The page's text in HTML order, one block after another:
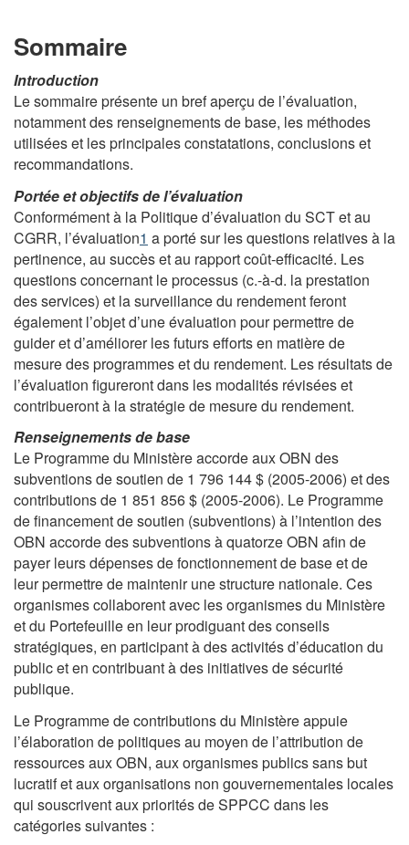
Sommaire
Introduction
Le sommaire présente un bref aperçu de l’évaluation,
notamment des renseignements de base, les méthodes
utilisées et les principales constatations, conclusions et
recommandations.
Portée et objectifs de l’évaluation
Conformément à la Politique d’évaluation du SCT et au
CGRR, l’évaluation1 a porté sur les questions relatives à la
pertinence, au succès et au rapport coût-efficacité. Les
questions concernant le processus (c.-à-d. la prestation
des services) et la surveillance du rendement feront
également l’objet d’une évaluation pour permettre de
guider et d’améliorer les futurs efforts en matière de
mesure des programmes et du rendement. Les résultats de
l’évaluation figureront dans les modalités révisées et
contribueront à la stratégie de mesure du rendement.
Renseignements de base
Le Programme du Ministère accorde aux OBN des
subventions de soutien de 1 796 144 $ (2005-2006) et des
contributions de 1 851 856 $ (2005-2006). Le Programme
de financement de soutien (subventions) à l’intention des
OBN accorde des subventions à quatorze OBN afin de
payer leurs dépenses de fonctionnement de base et de
leur permettre de maintenir une structure nationale. Ces
organismes collaborent avec les organismes du Ministère
et du Portefeuille en leur prodiguant des conseils
stratégiques, en participant à des activités d’éducation du
public et en contribuant à des initiatives de sécurité
publique.
Le Programme de contributions du Ministère appuie
l’élaboration de politiques au moyen de l’attribution de
ressources aux OBN, aux organismes publics sans but
lucratif et aux organisations non gouvernementales locales
qui souscrivent aux priorités de SPPCC dans les
catégories suivantes :